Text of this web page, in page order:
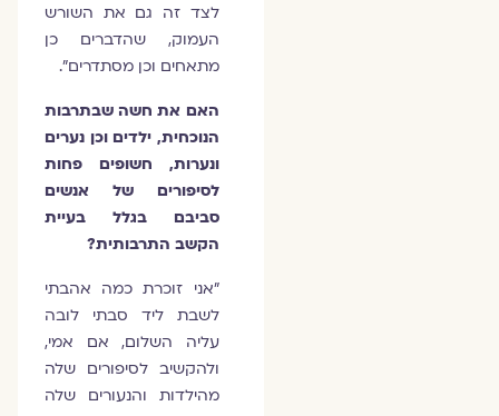
לצד זה גם את השורש
העמוק, שהדברים כן
מתאחים וכן מסתדרים".
האם את חשה שבתרבות
הנוכחית, ילדים וכן נערים
ונערות, חשופים פחות
לסיפורים של אנשים
סביבם בגלל בעיית
הקשב התרבותית?
"אני זוכרת כמה אהבתי
לשבת ליד סבתי לובה
עליה השלום, אם אמי,
ולהקשיב לסיפורים שלה
מהילדות והנעורים שלה